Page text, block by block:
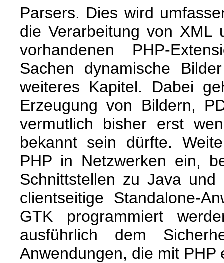
Parsers. Dies wird
die Verarbeitung von XML
vorhandenen PHP-
Sachen dynamische
weiteres Kapitel. Dabei
Erzeugung von Bildern,
vermutlich bisher erst
bekannt sein dürfte.
PHP in Netzwerken ein,
Schnittstellen zu Java
clientseitige Standalone-
GTK programmiert
ausführlich dem
Anwendungen, die mit PHP